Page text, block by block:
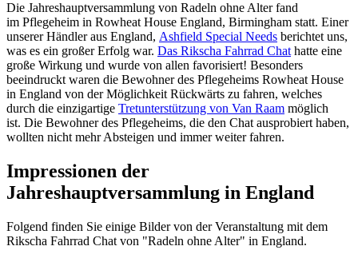
Die Jahreshauptversammlung von Radeln ohne Alter fand
im Pflegeheim in Rowheat House England, Birmingham statt. Einer
unserer Händler aus England, Ashfield Special Needs berichtet uns,
was es ein großer Erfolg war. Das Rikscha Fahrrad Chat hatte eine
große Wirkung und wurde von allen favorisiert! Besonders
beeindruckt waren die Bewohner des Pflegeheims Rowheat House
in England von der Möglichkeit Rückwärts zu fahren, welches
durch die einzigartige Tretunterstützung von Van Raam möglich
ist. Die Bewohner des Pflegeheims, die den Chat ausprobiert haben,
wollten nicht mehr Absteigen und immer weiter fahren.
Impressionen der
Jahreshauptversammlung in England
Folgend finden Sie einige Bilder von der Veranstaltung mit dem
Rikscha Fahrrad Chat von "Radeln ohne Alter" in England.